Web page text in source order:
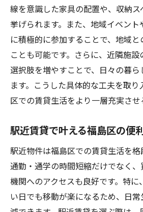
線を意識した家具の配置や、収納
挙げられます。また、地域イベント
に積極的に参加することで、地域
ことも可能です。さらに、近隣施
選択肢を増やすことで、日々の暮
ます。こうした具体的な工夫を取
区での賃貸生活をより一層充実させ
駅近賃貸で叶える福島区の便
駅近物件は福島区での賃貸生活を格
通勤・通学の時間短縮だけでなく
機関へのアクセスも良好です。特に
い日でも移動が楽になるため、日